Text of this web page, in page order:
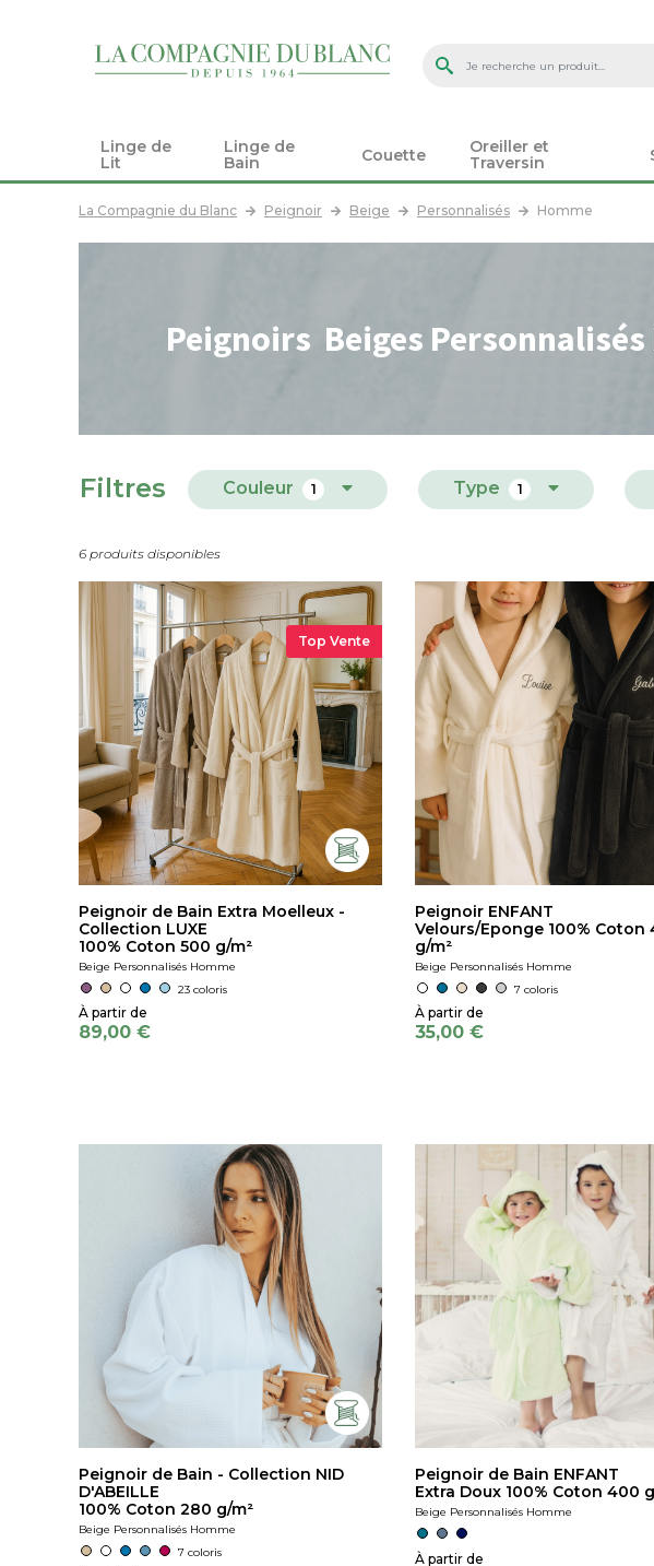
Linge de
Lit
Linge de
Bain
Couette
Oreiller et
Traversin
La Compagnie du Blanc Peignoir Beige Personnalisés Homme
Peignoirs Beiges
Filtres Couleur 1 Type 1
6 produits disponibles
Top Vente
Peignoir de Bain Extra Moelleux -
Collection LUXE
100% Coton 500 g/m²
Beige Personnalisés Homme
23 coloris
89,00 €
Peignoir ENFANT
Velours/Eponge 100% Coton
g/m²
Beige Personnalisés Homme
7 coloris
35,00 €
Peignoir de Bain - Collection NID
D'ABEILLE
100% Coton 280 g/m²
Beige Personnalisés Homme
7 coloris
Peignoir de Bain ENFANT
Extra Doux 100% Coton 400
Beige Personnalisés Homme